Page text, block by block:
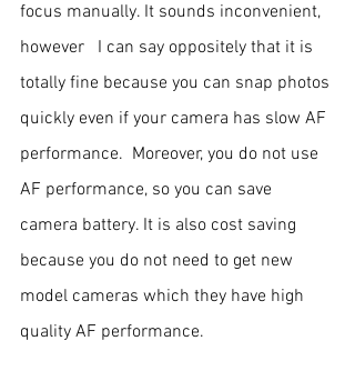
focus manually. It sounds inconvenient,
however   I can say oppositely that it is
totally fine because you can snap photos
quickly even if your camera has slow AF
performance.  Moreover, you do not use
AF performance, so you can save
camera battery. It is also cost saving
because you do not need to get new
model cameras which they have high
quality AF performance.